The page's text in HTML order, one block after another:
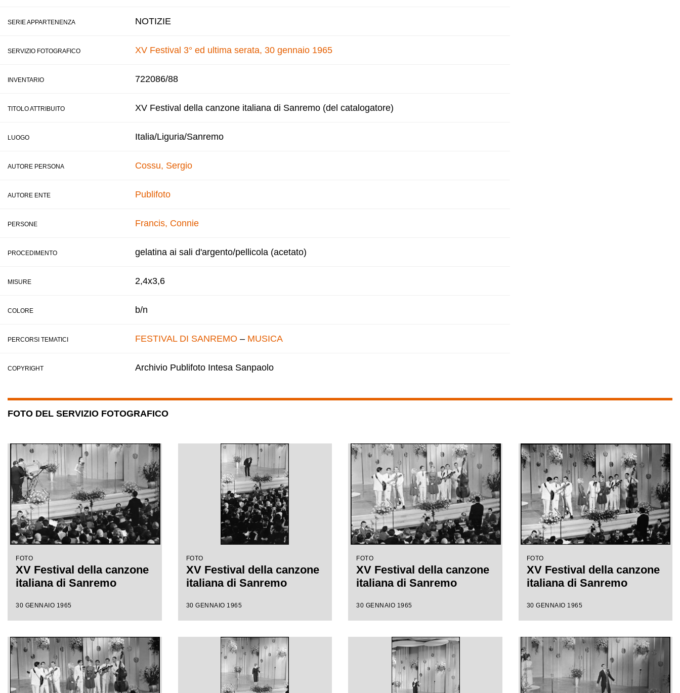
SERIE APPARTENENZA NOTIZIE
SERVIZIO FOTOGRAFICO XV Festival 3° ed ultima serata, 30 gennaio 1965
INVENTARIO 722086/88
TITOLO ATTRIBUITO XV Festival della canzone italiana di Sanremo (del catalogatore)
LUOGO Italia/Liguria/Sanremo
AUTORE PERSONA Cossu, Sergio
AUTORE ENTE Publifoto
PERSONE Francis, Connie
PROCEDIMENTO gelatina ai sali d'argento/pellicola (acetato)
MISURE 2,4x3,6
COLORE b/n
PERCORSI TEMATICI FESTIVAL DI SANREMO – MUSICA
COPYRIGHT Archivio Publifoto Intesa Sanpaolo
FOTO DEL SERVIZIO FOTOGRAFICO
FOTO
XV Festival della canzone
italiana di Sanremo
30 GENNAIO 1965
FOTO
XV Festival della canzone
italiana di Sanremo
30 GENNAIO 1965
FOTO
XV Festival della canzone
italiana di Sanremo
30 GENNAIO 1965
FOTO
XV Festival della canzone
italiana di Sanremo
30 GENNAIO 1965